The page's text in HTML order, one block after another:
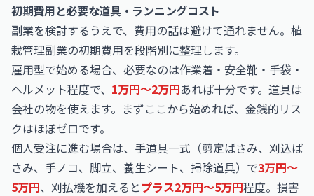
初期費用と必要な道具・ランニングコスト
副業を検討するうえで、費用の話は避けて通れません。植
栽管理副業の初期費用を段階別に整理します。
雇用型で始める場合、必要なのは作業着・安全靴・手袋・
ヘルメット程度で、 1万円〜2万円あれば十分です。道具は
会社の物を使えます。まずここから始めれば、金銭的リス
クはほぼゼロです。
個人受注に進む場合は、手道具一式（剪定ばさみ、刈込ば
さみ、手ノコ、脚立、養生シート、掃除道具）で3万円〜
5万円、刈払機を加えるとプラス2万円〜5万円程度。損害